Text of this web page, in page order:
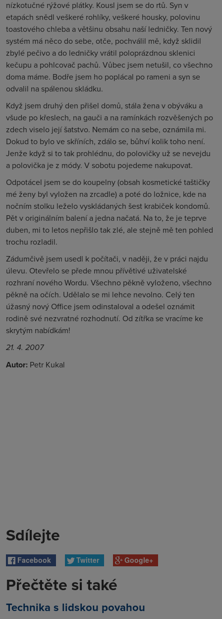
nízkotučné rýžové plátky. Kousl jsem se do rtů. Syn v
etapách snědl veškeré rohlíky, veškeré housky, polovinu
toastového chleba a většinu obsahu naší ledničky. Ten nový
systém má něco do sebe, otče, pochválil mě, když sklidil
zbylé pečivo a do ledničky vrátil poloprázdnou sklenici
kečupu a pohlcovač pachů. Vůbec jsem netušil, co všechno
doma máme. Bodře jsem ho poplácal po rameni a syn se
odvalil na spálenou skládku.
Když jsem druhý den přišel domů, stála žena v obýváku a
všude po křeslech, na gauči a na ramínkách rozvěšených po
zdech viselo její šatstvo. Nemám co na sebe, oznámila mi.
Dokud to bylo ve skříních, zdálo se, bůhví kolik toho není.
Jenže když si to tak prohlédnu, do polovičky už se nevejdu
a polovička je z módy. V sobotu pojedeme nakupovat.
Odpotácel jsem se do koupelny (obsah kosmetické taštičky
mé ženy byl vyložen na zrcadle) a poté do ložnice, kde na
nočním stolku leželo vyskládaných šest krabiček kondomů.
Pět v originálním balení a jedna načatá. Na to, že je teprve
duben, mi to letos nepřišlo tak zlé, ale stejně mě ten pohled
trochu rozladil.
Zádumčivě jsem usedl k počítači, v naději, že v práci najdu
úlevu. Otevřelo se přede mnou přívětivé uživatelské
rozhraní nového Wordu. Všechno pěkně vyloženo, všechno
pěkně na očích. Udělalo se mi lehce nevolno. Celý ten
úžasný nový Office jsem odinstaloval a odešel oznámit
rodině své nezvratné rozhodnutí. Od zítřka se vracíme ke
skrytým nabídkám!
21. 4. 2007
Autor: Petr Kukal
Sdílejte
Facebook Twitter Google+
Přečtěte si také
Technika s lidskou povahou